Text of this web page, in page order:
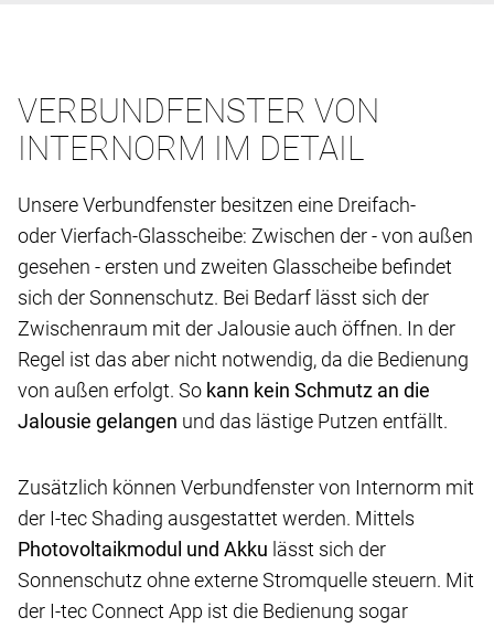
VERBUNDFENSTER VON
INTERNORM IM DETAIL
Unsere Verbundfenster besitzen eine Dreifach-
oder Vierfach-Glasscheibe: Zwischen der - von außen
gesehen - ersten und zweiten Glasscheibe befindet
sich der Sonnenschutz. Bei Bedarf lässt sich der
Zwischenraum mit der Jalousie auch öffnen. In der
Regel ist das aber nicht notwendig, da die Bedienung
von außen erfolgt. So kann kein Schmutz an die
Jalousie gelangen und das lästige Putzen entfällt.
Zusätzlich können Verbundfenster von Internorm mit
der I-tec Shading ausgestattet werden. Mittels
Photovoltaikmodul und Akku lässt sich der
Sonnenschutz ohne externe Stromquelle steuern. Mit
der I-tec Connect App ist die Bedienung sogar